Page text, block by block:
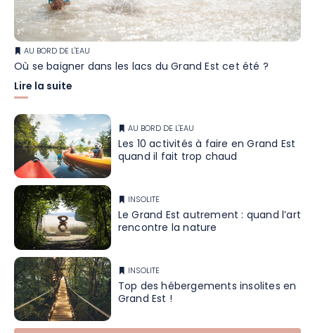
AU BORD DE L'EAU
Où se baigner dans les lacs du Grand Est cet été ?
Lire la suite
AU BORD DE L'EAU
Les 10 activités à faire en Grand Est
quand il fait trop chaud
INSOLITE
Le Grand Est autrement : quand l’art
rencontre la nature
INSOLITE
Top des hébergements insolites en
Grand Est !